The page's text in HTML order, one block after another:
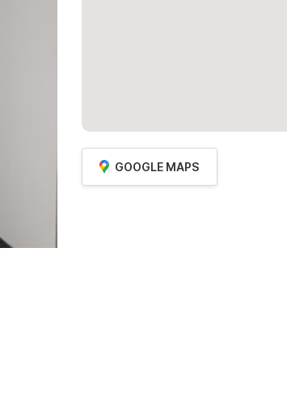
GOOGLE MAPS